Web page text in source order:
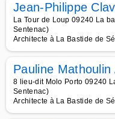
Jean-Philippe
La Tour de Loup 09240 La
Sentenac)
Architecte à La Bastide de
Pauline
8 lieu-dit Molo Porto 09240
Sentenac)
Architecte à La Bastide de